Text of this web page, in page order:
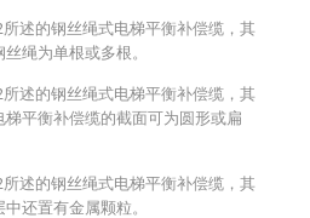
述的钢丝绳式电梯平衡补偿缆，其
绳为单根或多根。
述的钢丝绳式电梯平衡补偿缆，其
平衡补偿缆的截面可为圆形或扁
述的钢丝绳式电梯平衡补偿缆，其
还置有金属颗粒。